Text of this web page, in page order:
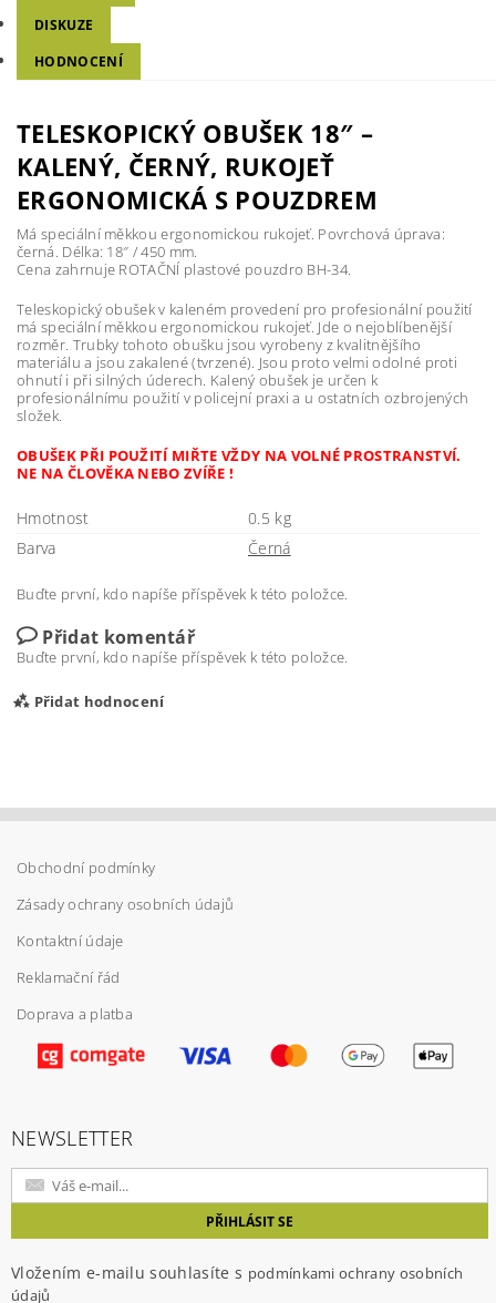
DISKUZE
HODNOCENÍ
TELESKOPICKÝ OBUŠEK 18″ –
KALENÝ, ČERNÝ, RUKOJEŤ
ERGONOMICKÁ S POUZDREM
Má speciální měkkou ergonomickou rukojeť. Povrchová úprava:
černá. Délka: 18″ / 450 mm.
Cena zahrnuje ROTAČNÍ plastové pouzdro BH-34.
Teleskopický obušek v kaleném provedení pro profesionální použití
má speciální měkkou ergonomickou rukojeť. Jde o nejoblíbenější
rozměr. Trubky tohoto obušku jsou vyrobeny z kvalitnějšího
materiálu a jsou zakalené (tvrzené). Jsou proto velmi odolné proti
ohnutí i při silných úderech. Kalený obušek je určen k
profesionálnímu použití v policejní praxi a u ostatních ozbrojených
složek.
OBUŠEK PŘI POUŽITÍ MIŘTE VŽDY NA VOLNÉ PROSTRANSTVÍ.
NE NA ČLOVĚKA NEBO ZVÍŘE !
Hmotnost
0.5 kg
Barva
Černá
Buďte první, kdo napíše příspěvek k této položce.
Přidat komentář
Buďte první, kdo napíše příspěvek k této položce.
Přidat hodnocení
Vložením hodnocení souhlasíte spodmínkami
ochrany osobních údajů
Obchodní podmínky
Zásady ochrany osobních údajů
Kontaktní údaje
Reklamační řád
Doprava a platba
NEWSLETTER
Vložením e-mailu souhlasíte s podmínkami ochrany osobních
údajů